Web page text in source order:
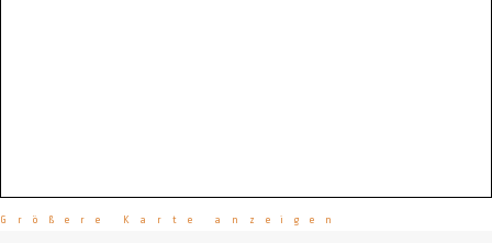
Größere Karte anzeigen